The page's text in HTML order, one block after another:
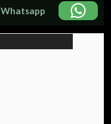
Whatsapp